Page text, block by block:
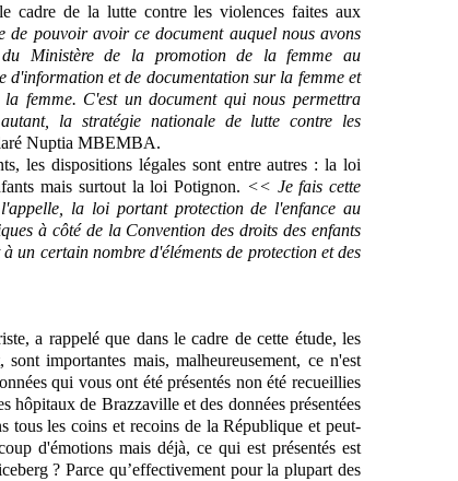
cadre de la lutte contre les violences faites aux
de pouvoir avoir ce document auquel nous avons
Ministère de la promotion de la femme au
d'information et de documentation sur la femme et
femme. C'est un document qui nous permettra
la stratégie nationale de lutte contre les
Nuptia MBEMBA.
les dispositions légales sont entre autres : la loi
mais surtout la loi Potignon. << Je fais cette
la loi portant protection de l'enfance au
à côté de la Convention des droits des enfants
un certain nombre d'éléments de protection et des
a rappelé que dans le cadre de cette étude, les
importantes mais, malheureusement, ce n'est
qui vous ont été présentés non été recueillies
hôpitaux de Brazzaville et des données présentées
tous les coins et recoins de la République et peut-
d'émotions mais déjà, ce qui est présentés est
? Parce qu’effectivement pour la plupart des